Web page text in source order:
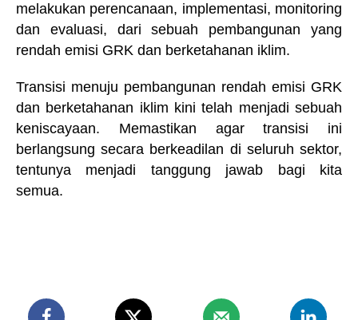
melakukan perencanaan, implementasi, monitoring
dan evaluasi, dari sebuah pembangunan yang
rendah emisi GRK dan berketahanan iklim.
Transisi menuju pembangunan rendah emisi GRK
dan berketahanan iklim kini telah menjadi sebuah
keniscayaan. Memastikan agar transisi ini
berlangsung secara berkeadilan di seluruh sektor,
tentunya menjadi tanggung jawab bagi kita
semua.